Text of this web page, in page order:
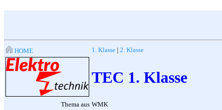
HOME 1. Klasse | 2. Klasse
TEC 1. Klasse
Thema aus WMK